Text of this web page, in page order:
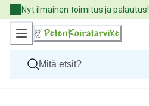
Skip
to
Content
Nyt ilmainen toimitus ja palautus!